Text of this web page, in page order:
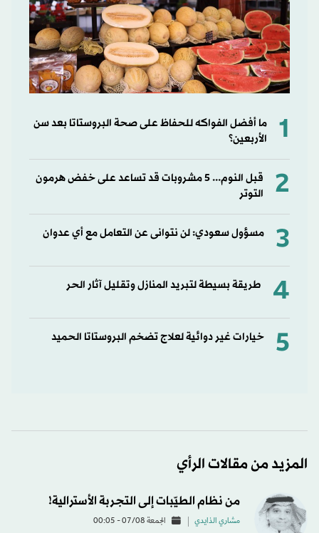
1
ما أفضل الفواكه للحفاظ على صحة البروستاتا بعد سن
الأربعين؟
2
قبل النوم... 5 مشروبات قد تساعد على خفض هرمون
التوتر
3 مسؤول سعودي: لن نتوانى عن التعامل مع أي عدوان
4 طريقة بسيطة لتبريد المنازل وتقليل آثار الحر
5 خيارات غير دوائية لعلاج تضخم البروستاتا الحميد
المزيد من مقالات الرأي
من نظام الطيّبات إلى التجربة الأسترالية!
مشاري الذايدي الجمعة 07/08 - 00:05